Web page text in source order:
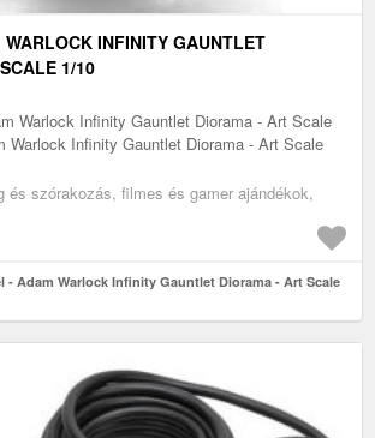
INFINITY GAUNTLET
1/10
Warlock Infinity Gauntlet Diorama - Art Scale
Warlock Infinity Gauntlet Diorama - Art Scale
és szórakozás, filmes és gamer ajándékok,
- Adam Warlock Infinity Gauntlet Diorama - Art Scale